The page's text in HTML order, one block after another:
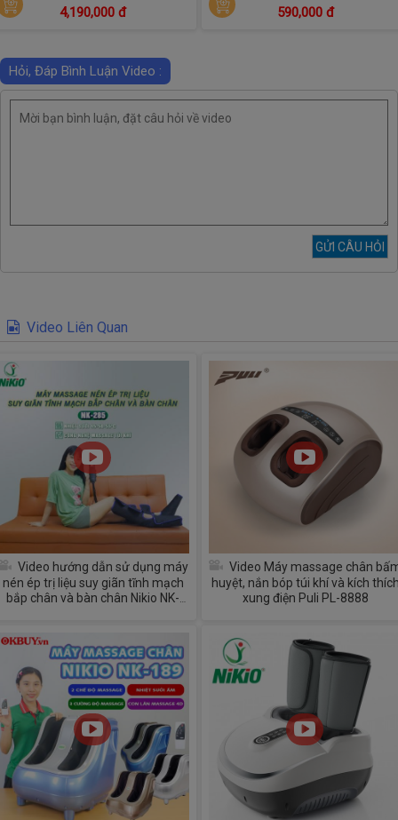
4,190,000 đ
590,000 đ
Hỏi, Đáp Bình Luận Video :
Video Liên Quan
Video hướng dẫn sử dụng máy
nén ép trị liệu suy giãn tĩnh mạch
bắp chân và bàn chân Nikio NK-
Video Máy massage chân
huyệt, nắn bóp túi khí và kích
xung điện Puli PL-8888